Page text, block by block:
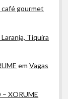
café gourmet
Tiquira
emVagas
XORUME